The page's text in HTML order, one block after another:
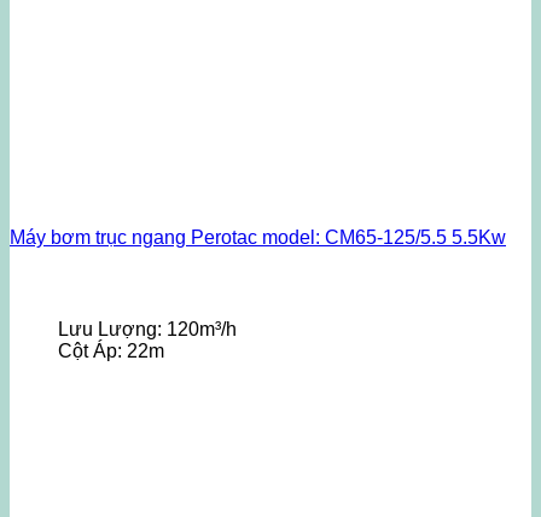
Máy bơm trục ngang Perotac model: CM65-125/5.5 5.5Kw
Lưu Lượng: 120m³/h
Cột Áp: 22m